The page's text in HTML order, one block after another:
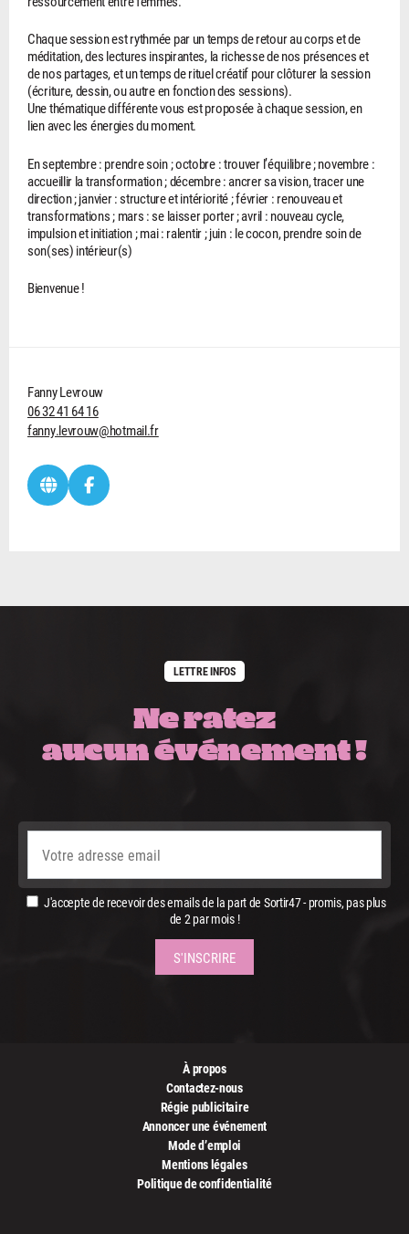
Chaque session est rythmée par un temps de retour au corps et de
méditation, des lectures inspirantes, la richesse de nos présences et
de nos partages, et un temps de rituel créatif pour clôturer la session
(écriture, dessin, ou autre en fonction des sessions).
Une thématique différente vous est proposée à chaque session, en
lien avec les énergies du moment.
En septembre : prendre soin ; octobre : trouver l’équilibre ; novembre :
accueillir la transformation ; décembre : ancrer sa vision, tracer une
direction ; janvier : structure et intériorité ; février : renouveau et
transformations ; mars : se laisser porter ; avril : nouveau cycle,
impulsion et initiation ; mai : ralentir ; juin : le cocon, prendre soin de
son(ses) intérieur(s)
Bienvenue !
Fanny Levrouw
06 32 41 64 16
fanny.levrouw@hotmail.fr
LETTRE INFOS
Ne ratez
aucun événement !
J'accepte de recevoir des emails de la part de Sortir47 - promis, pas plus
de 2 par mois !
À propos
Contactez-nous
Régie publicitaire
Annoncer une événement
Mode d’emploi
Mentions légales
Politique de confidentialité